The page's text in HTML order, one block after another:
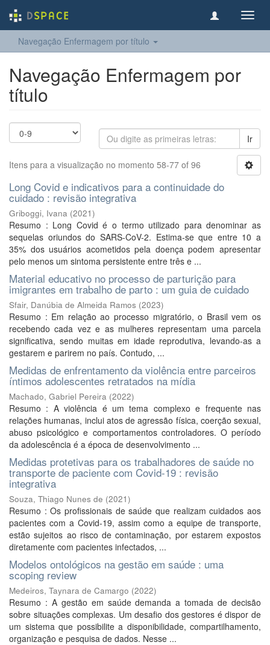
Navegação Enfermagem por título
Navegação Enfermagem por
título
Ir
Itens para a visualização no momento 58-77 of 96
Long Covid e indicativos para a continuidade do
cuidado : revisão integrativa
Griboggi, Ivana (2021)
Resumo : Long Covid é o termo utilizado para denominar as
sequelas oriundos do SARS-CoV-2. Estima-se que entre 10 a
35% dos usuários acometidos pela doença podem apresentar
pelo menos um sintoma persistente entre três e ...
Material educativo no processo de parturição para
imigrantes em trabalho de parto : um guia de cuidado
Sfair, Danúbia de Almeida Ramos (2023)
Resumo : Em relação ao processo migratório, o Brasil vem os
recebendo cada vez e as mulheres representam uma parcela
significativa, sendo muitas em idade reprodutiva, levando-as a
gestarem e parirem no país. Contudo, ...
Medidas de enfrentamento da violência entre parceiros
íntimos adolescentes retratados na mídia
Machado, Gabriel Pereira (2022)
Resumo : A violência é um tema complexo e frequente nas
relações humanas, inclui atos de agressão física, coerção sexual,
abuso psicológico e comportamentos controladores. O período
da adolescência é a época de desenvolvimento ...
Medidas protetivas para os trabalhadores de saúde no
transporte de paciente com Covid-19 : revisão
integrativa
Souza, Thiago Nunes de (2021)
Resumo : Os profissionais de saúde que realizam cuidados aos
pacientes com a Covid-19, assim como a equipe de transporte,
estão sujeitos ao risco de contaminação, por estarem expostos
diretamente com pacientes infectados, ...
Modelos ontológicos na gestão em saúde : uma
scoping review
Medeiros, Taynara de Camargo (2022)
Resumo : A gestão em saúde demanda a tomada de decisão
sobre situações complexas. Um desafio dos gestores é dispor de
um sistema que possibilite a disponibilidade, compartilhamento,
organização e pesquisa de dados. Nesse ...